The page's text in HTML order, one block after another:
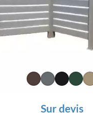
Sur devis